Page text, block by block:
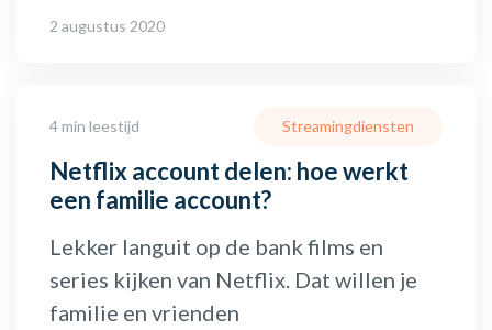
2 augustus 2020
4 min leestijd
Netflix account delen: hoe werkt
een familie account?
Streamingdiensten
Lekker languit op de bank films en
series kijken van Netflix. Dat willen je
familie en vrienden